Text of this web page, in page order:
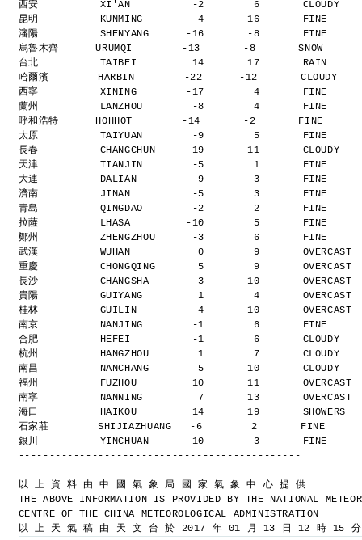
西安          XI'AN          -2        6       CLOUDY
昆明          KUNMING         4       16       FINE
瀋陽          SHENYANG      -16       -8       FINE
烏魯木齊      URUMQI        -13       -8       SNOW
台北          TAIBEI         14       17       RAIN
哈爾濱        HARBIN        -22      -12       CLOUDY
西寧          XINING        -17        4       FINE
蘭州          LANZHOU        -8        4       FINE
呼和浩特      HOHHOT        -14       -2       FINE
太原          TAIYUAN        -9        5       FINE
長春          CHANGCHUN     -19      -11       CLOUDY
天津          TIANJIN        -5        1       FINE
大連          DALIAN         -9       -3       FINE
濟南          JINAN          -5        3       FINE
青島          QINGDAO        -2        2       FINE
拉薩          LHASA         -10        5       FINE
鄭州          ZHENGZHOU      -3        6       FINE
武漢          WUHAN           0        9       OVERCAST
重慶          CHONGQING       5        9       OVERCAST
長沙          CHANGSHA        3       10       OVERCAST
貴陽          GUIYANG         1        4       OVERCAST
桂林          GUILIN          4       10       OVERCAST
南京          NANJING        -1        6       FINE
合肥          HEFEI          -1        6       CLOUDY
杭州          HANGZHOU        1        7       CLOUDY
南昌          NANCHANG        5       10       CLOUDY
福州          FUZHOU         10       11       OVERCAST
南寧          NANNING         7       13       OVERCAST
海口          HAIKOU         14       19       SHOWERS
石家莊        SHIJIAZHUANG   -6        2       FINE
銀川          YINCHUAN      -10        3       FINE
----------------------------------------------
以 上 資 料 由 中 國 氣 象 局 國 家 氣 象 中 心 提 供
THE ABOVE INFORMATION IS PROVIDED BY THE NATIONAL
CENTRE OF THE CHINA METEOROLOGICAL ADMINISTRATION
以 上 天 氣 稿 由 天 文 台 於 2017 年 01 月 13 日 12 時 15